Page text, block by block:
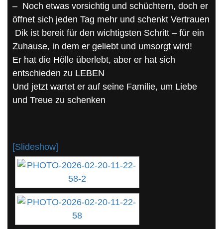
– Noch etwas vorsichtig und schüchtern, doch er
öffnet sich jeden Tag mehr und schenkt Vertrauen
Dik ist bereit für den wichtigsten Schritt – für ein
Zuhause, in dem er geliebt und umsorgt wird!
Er hat die Hölle überlebt, aber er hat sich
entschieden zu LEBEN
Und jetzt wartet er auf seine Familie, um Liebe
und Treue zu schenken
[Slideshow]